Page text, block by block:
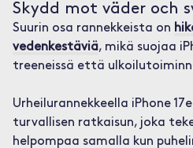
Skydd mot väder och
Suurin osa rannekkeista on
vedenkestäviä, mikä suojaa
treeneissä että
Urheilurannekkeella iPhone
turvallisen ratkaisun, joka
helpompaa samalla kun